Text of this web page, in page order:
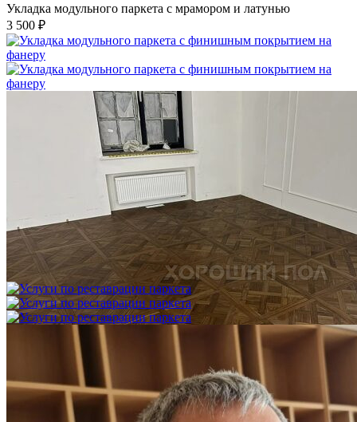
Укладка модульного паркета с мрамором и латунью
3 500 ₽
Укладка модульного паркета с финишным покрытием на
фанеру
3 600 ₽